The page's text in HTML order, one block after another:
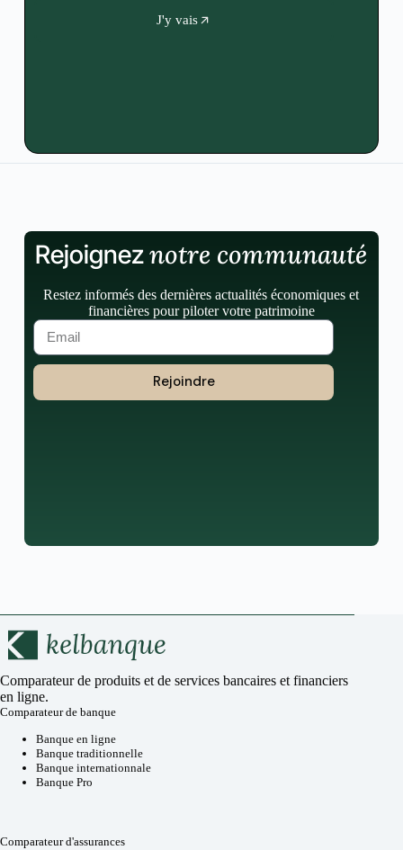
J'y vais
Rejoigneznotre communauté
Restez informés des dernières actualités économiques et
financières pour piloter votre patrimoine
Rejoindre
Comparateur de produits et de services bancaires et financiers
en ligne.
Comparateur de banque
Banque en ligne
Banque traditionnelle
Banque internationnale
Banque Pro
Comparateur d'assurances